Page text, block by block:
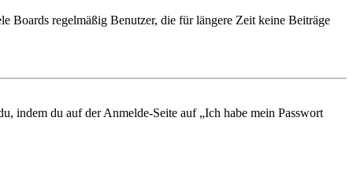
Boards regelmäßig Benutzer, die für längere Zeit keine Beiträge
indem du auf der Anmelde-Seite auf „Ich habe mein Passwort